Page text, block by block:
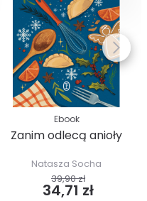
Ebook
Zanim odlecą anioły
Natasza Socha
39,90 zł
34,71 zł